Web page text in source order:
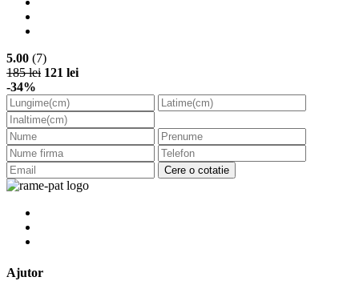
5.00 (7)
185 lei 121 lei
-34%
Cere o cotatie
Ajutor